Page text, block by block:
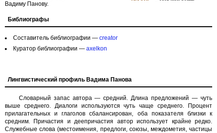
Вадиму Панову.
Библиографы
Составитель библиографии — creator
Куратор библиографии — axelkon
Лингвистический профиль Вадима Панова
Словарный запас автора — средний. Длина предложений — чуть
выше среднего. Диалоги используются чуть чаще среднего. Процент
прилагательных и глаголов сбалансирован, оба показателя близки к
средним. Причастия и деепричастия автор использует крайне редко.
Служебные слова (местоимения, предлоги, союзы, междометия, частицы